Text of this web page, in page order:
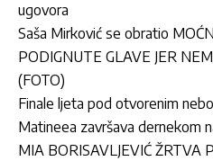
ugovora
Saša Mirković se obratio
PODIGNUTE GLAVE JER
(FOTO)
Finale ljeta pod otvorenim
Matineea završava dernekom
MIA BORISAVLJEVIĆ ŽRTVA